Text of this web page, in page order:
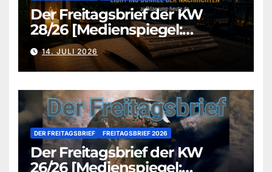
Der Freitagsbrief der KW
28/26 [Medienspiegel:
aufklaerung-heute.de]
14. JULI 2026
DER FREITAGSBRIEF FREITAGSBRIEF 2026
Der Freitagsbrief der KW
26/26 [Medienspiegel: